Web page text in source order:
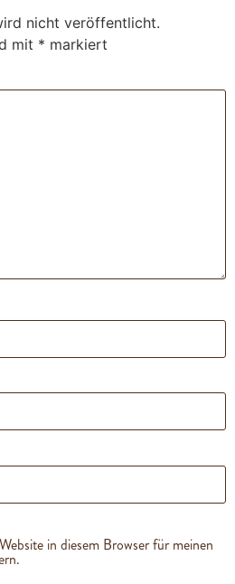
nicht veröffentlicht.
mit * markiert
in diesem Browser für meinen